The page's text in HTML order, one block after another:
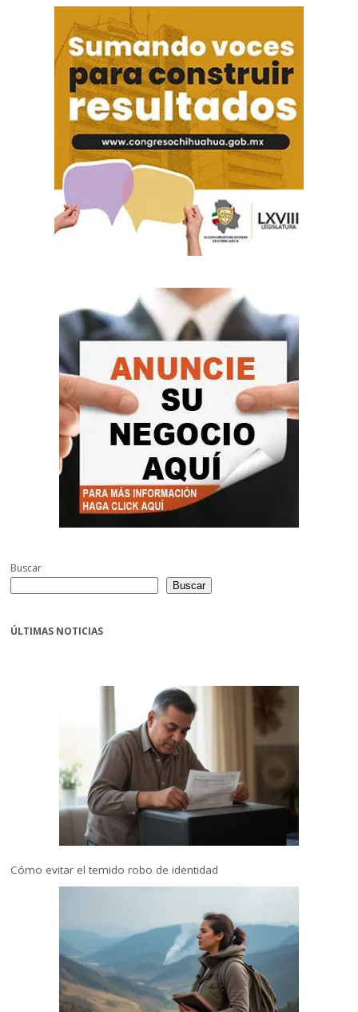
Buscar
Buscar
ÚLTIMAS NOTICIAS
Cómo evitar el temido robo de identidad